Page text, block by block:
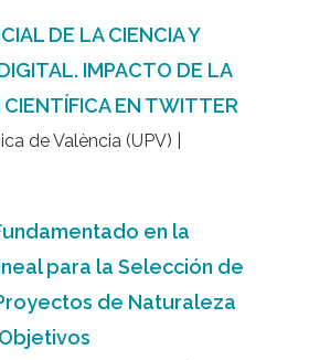
DE LA CIENCIA Y
IMPACTO DE LA
EN TWITTER
de València (UPV) |
en la
para la Selección de
de Naturaleza